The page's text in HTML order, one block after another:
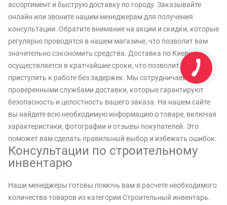
ассортимент и быструю доставку по городу. Заказывайте
онлайн или звоните нашим менеджерам для получения
консультации. Обратите внимание на акции и скидки, которые
регулярно проводятся в нашем магазине, что позволит вам
значительно сэкономить средства. Доставка по Киеву
осуществляется в кратчайшие сроки, что позволит вам
приступить к работе без задержек. Мы сотрудничаем с
проверенными службами доставки, которые гарантируют
безопасность и целостность вашего заказа. На нашем сайте
вы найдете всю необходимую информацию о товаре, включая
характеристики, фотографии и отзывы покупателей. Это
поможет вам сделать правильный выбор и избежать ошибок.
Консультации по строительному
инвентарю
Наши менеджеры готовы помочь вам в расчете необходимого
количества товаров из категории Строительный инвентарь.